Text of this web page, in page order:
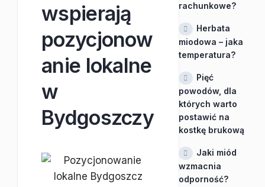
wspierają
pozycjonow
anie lokalne
w
Bydgoszczy
rachunkowe?
Herbata
miodowa – jaka
temperatura?
Pięć
powodów, dla
których warto
postawić na
kostkę brukową
Jaki miód
wzmacnia
odporność?